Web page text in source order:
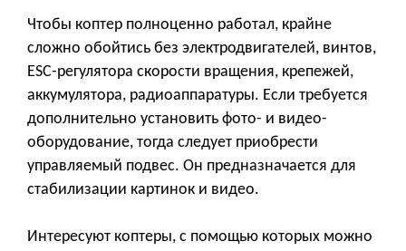
Чтобы коптер полноценно работал, крайне
сложно обойтись без электродвигателей, винтов,
ESC-регулятора скорости вращения, крепежей,
аккумулятора, радиоаппаратуры. Если требуется
дополнительно установить фото- и видео-
оборудование, тогда следует приобрести
управляемый подвес. Он предназначается для
стабилизации картинок и видео.
Интересуют коптеры, с помощью которых можно